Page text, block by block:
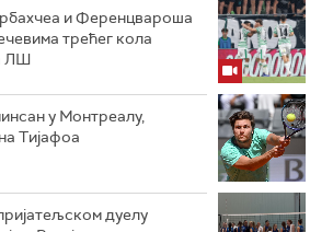
и Ференцвароша
трећег кола
ЛШ
у Монтреалу,
Тијафоа
дуелу